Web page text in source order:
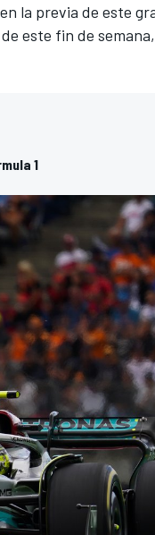
la previa de este
este fin de
1